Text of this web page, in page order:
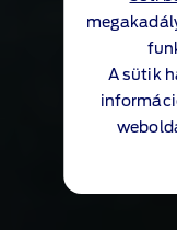
A sütik